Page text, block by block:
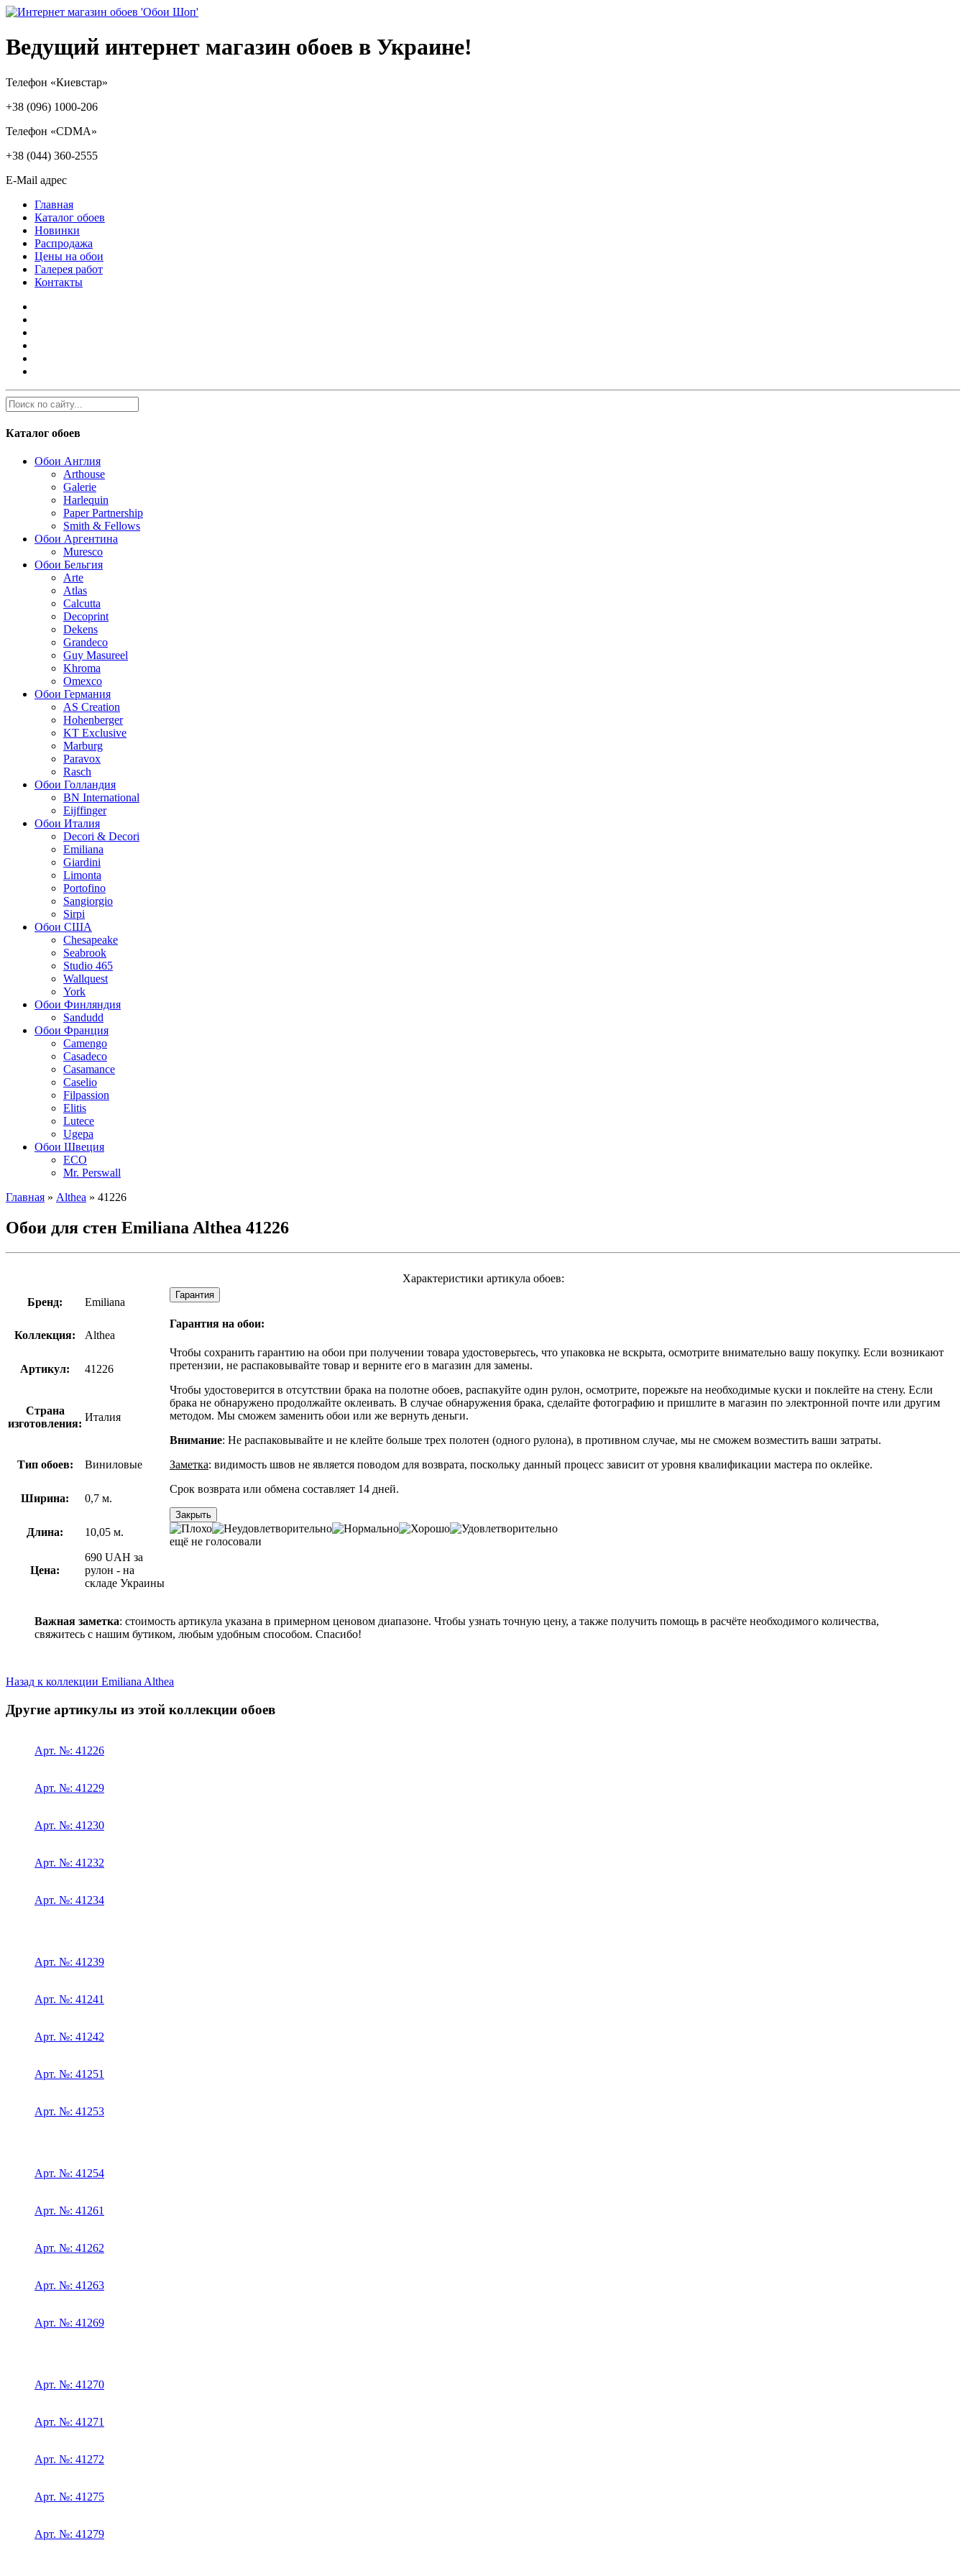
Ведущий интернет магазин обоев в Украине!
Телефон «Киевстар»
+38 (096) 1000-206
Телефон «CDMA»
+38 (044) 360-2555
E-Mail адрес
Главная
Каталог обоев
Новинки
Распродажа
Цены на обои
Галерея работ
Контакты
Каталог обоев
Обои Англия
Arthouse
Galerie
Harlequin
Paper Partnership
Smith & Fellows
Обои Аргентина
Muresco
Обои Бельгия
Arte
Atlas
Calcutta
Decoprint
Dekens
Grandeco
Guy Masureel
Khroma
Omexco
Обои Германия
AS Creation
Hohenberger
KT Exclusive
Marburg
Paravox
Rasch
Обои Голландия
BN International
Eijffinger
Обои Италия
Decori & Decori
Emiliana
Giardini
Limonta
Portofino
Sangiorgio
Sirpi
Обои США
Chesapeake
Seabrook
Studio 465
Wallquest
York
Обои Финляндия
Sandudd
Обои Франция
Camengo
Casadeco
Casamance
Caselio
Filpassion
Elitis
Lutece
Ugepa
Обои Швеция
ECO
Mr. Perswall
Главная » Althea » 41226
Обои для стен Emiliana Althea 41226
Характеристики артикула обоев:
Бренд:
Emiliana
Гарантия
Гарантия на обои:
Чтобы сохранить гарантию на обои при получении товара удостоверьтесь, что упаковка не вскрыта, осмотрите внимательно вашу покупку. Если возникают
претензии, не распаковывайте товар и верните его в магазин для замены.
Чтобы удостоверится в отсутствии брака на полотне обоев, распакуйте один рулон, осмотрите, порежьте на необходимые куски и поклейте на стену. Если
брака не обнаружено продолжайте оклеивать. В случае обнаружения брака, сделайте фотографию и пришлите в магазин по электронной почте или другим
методом. Мы сможем заменить обои или же вернуть деньги.
Внимание: Не распаковывайте и не клейте больше трех полотен (одного рулона), в противном случае, мы не сможем возместить ваши затраты.
Заметка: видимость швов не является поводом для возврата, поскольку данный процесс зависит от уровня квалификации мастера по оклейке.
Срок возврата или обмена составляет 14 дней.
Закрыть
ещё не голосовали
Коллекция: Althea
Артикул: 41226
Страна
изготовления:
Италия
Тип обоев: Виниловые
Ширина: 0,7 м.
Длина: 10,05 м.
Цена:
690 UAH за
рулон - на
складе Украины
Важная заметка: стоимость артикула указана в примерном ценовом диапазоне. Чтобы узнать точную цену, а также получить помощь в расчёте необходимого количества,
свяжитесь с нашим бутиком, любым удобным способом. Спасибо!
Назад к коллекции Emiliana Althea
Другие артикулы из этой коллекции обоев
Арт. №: 41226
Арт. №: 41229
Арт. №: 41230
Арт. №: 41232
Арт. №: 41234
Арт. №: 41239
Арт. №: 41241
Арт. №: 41242
Арт. №: 41251
Арт. №: 41253
Арт. №: 41254
Арт. №: 41261
Арт. №: 41262
Арт. №: 41263
Арт. №: 41269
Арт. №: 41270
Арт. №: 41271
Арт. №: 41272
Арт. №: 41275
Арт. №: 41279